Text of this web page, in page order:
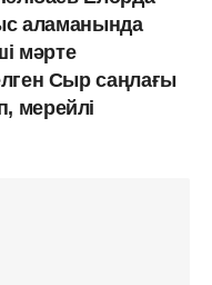
аламанында
мәрте
Сыр саңлағы
мерейлі